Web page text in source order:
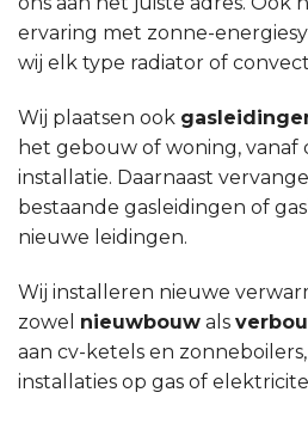
ervaring met zonne-
wij elk type radiator of
Wij plaatsen ook
het gebouw of woning, vanaf
installatie. Daarnaast
bestaande gasleidingen of
nieuwe leidingen.
Wij installeren nieuwe
zowel nieuwbouw als
aan cv-ketels en
installaties op gas of